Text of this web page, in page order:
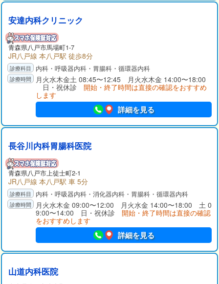
安達内科クリニック
青森県八戸市馬場町1-7
JR八戸線 本八戸駅 徒歩8分
内科・呼吸器内科・胃腸科・循環器内科
月火水木金土 08:45〜12:45 月火水木金 14:00〜18:00
日・祝休診 開始・終了時間は直接の確認をおすすめ
します
詳細を見る
長谷川内科胃腸科医院
青森県八戸市上徒士町2-1
JR八戸線 本八戸駅 車 5分
内科・呼吸器内科・消化器内科・胃腸科・循環器内科
月火水木金 09:00〜12:00 月火水金 14:00〜18:00 土 0
9:00〜14:00 日・祝休診 開始・終了時間は直接の確認
をおすすめします
詳細を見る
山道内科医院